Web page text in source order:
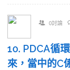
0討論
10. PDCA循
來，當中的C